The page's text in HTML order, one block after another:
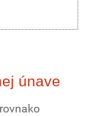
únave